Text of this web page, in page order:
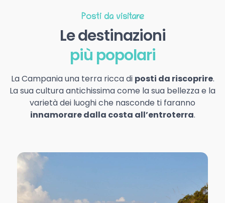
Posti da visitare
Le destinazioni
più popolari
La Campania una terra ricca di posti da riscoprire.
La sua cultura antichissima come la sua bellezza e la
varietà dei luoghi che nasconde ti faranno
innamorare dalla costa all’entroterra.